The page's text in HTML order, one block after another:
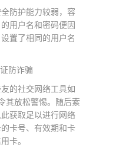
防护能力较弱，容
用户名和密码便因
置了相同的用户名
防诈骗
的社交网络工具如
其放松警惕。随后索
获取足以进行网络
卡号、有效期和卡
卡。